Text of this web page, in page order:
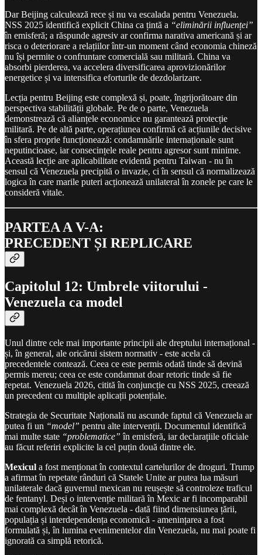
Dar Beijing calculează rece și nu va escalada pentru Venezuela.
NSS 2025 identifică explicit China ca țintă a “eliminării influenței”
în emisferă; a răspunde agresiv ar confirma narativa americană și ar
risca o deteriorare a relațiilor într-un moment când economia chineză
nu își permite o confruntare comercială sau militară. China va
absorbi pierderea, va accelera diversificarea aprovizionărilor
energetice și va intensifica eforturile de dezdolarizare.
Lecția pentru Beijing este complexă și, poate, îngrijorătoare din
perspectiva stabilității globale. Pe de o parte, Venezuela
demonstrează că alianțele economice nu garantează protecție
militară. Pe de altă parte, operațiunea confirmă că acțiunile decisive
în sfera proprie funcționează: condamnările internaționale sunt
neputincioase, iar consecințele reale pentru agresor sunt minime.
Această lecție are aplicabilitate evidentă pentru Taiwan - nu în
sensul că Venezuela precipită o invazie, ci în sensul că normalizează
logica în care marile puteri acționează unilateral în zonele pe care le
consideră vitale.
PARTEA A V-A:
PRECEDENT ȘI REPLICARE
Capitolul 12: Umbrele viitorului -
Venezuela ca model
Unul dintre cele mai importante principii ale dreptului internațional -
și, în general, ale oricărui sistem normativ - este acela că
precedentele contează. Ceea ce este permis odată tinde să devină
permis mereu; ceea ce este condamnat doar retoric tinde să fie
repetat. Venezuela 2026, citită în conjuncție cu NSS 2025, creează
un precedent cu multiple aplicații potențiale.
Strategia de Securitate Națională nu ascunde faptul că Venezuela ar
putea fi un “model” pentru alte intervenții. Documentul identifică
mai multe state “problematice” în emisferă, iar declarațiile oficiale
au făcut referiri explicite la cel puțin două dintre ele.
Mexicul a fost menționat în contextul cartelurilor de droguri. Trump
a afirmat în repetate rânduri că Statele Unite ar putea lua măsuri
unilaterale dacă guvernul mexican nu reușește să controleze traficul
de fentanyl. Deși o intervenție militară în Mexic ar fi incomparabil
mai complexă decât în Venezuela - dată fiind dimensiunea țării,
populația și interdependența economică - amenințarea a fost
formulată și, în lumina evenimentelor din Venezuela, nu mai poate fi
ignorată ca simplă retorică.